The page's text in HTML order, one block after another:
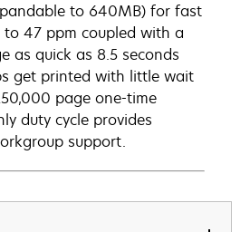
to 640MB) for fast
47 ppm coupled with a
as quick as 8.5 seconds
get printed with little wait
page one-time
duty cycle provides
support.